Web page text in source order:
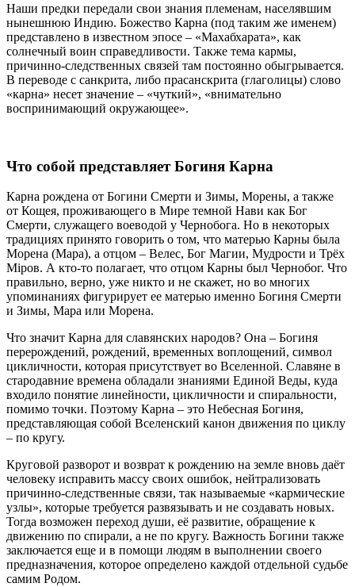
Наши предки передали свои знания племенам, населявшим
нынешнюю Индию. Божество Карна (под таким же именем)
представлено в известном эпосе – «Махабхарата», как
солнечный воин справедливости. Также тема кармы,
причинно-следственных связей там постоянно обыгрывается.
В переводе с санкрита, либо прасанскрита (глаголицы) слово
«карна» несет значение – «чуткий», «внимательно
воспринимающий окружающее».
Что собой представляет Богиня Карна
Карна рождена от Богини Смерти и Зимы, Морены, а также
от Кощея, проживающего в Мире темной Нави как Бог
Смерти, служащего воеводой у Чернобога. Но в некоторых
традициях принято говорить о том, что матерью Карны была
Морена (Мара), а отцом – Велес, Бог Магии, Мудрости и Трёх
Мiров. А кто-то полагает, что отцом Карны был Чернобог. Что
правильно, верно, уже никто и не скажет, но во многих
упоминаниях фигурирует ее матерью именно Богиня Смерти
и Зимы, Мара или Морена.
Что значит Карна для славянских народов? Она – Богиня
перерождений, рождений, временных воплощений, символ
цикличности, которая присутствует во Вселенной. Славяне в
стародавние времена обладали знаниями Единой Веды, куда
входило понятие линейности, цикличности и спиральности,
помимо точки. Поэтому Карна – это Небесная Богиня,
представляющая собой Вселенский канон движения по циклу
– по кругу.
Круговой разворот и возврат к рождению на земле вновь даёт
человеку исправить массу своих ошибок, нейтрализовать
причинно-следственные связи, так называемые «кармические
узлы», которые требуется развязывать и не создавать новых.
Тогда возможен переход души, её развитие, обращение к
движению по спирали, а не по кругу. Важность Богини также
заключается еще и в помощи людям в выполнении своего
предназначения, которое определено каждой отдельной судьбе
самим Родом.